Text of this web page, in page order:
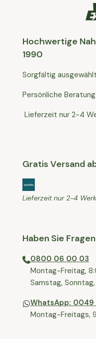
Hochwertige
1990
Sorgfältig
Persönliche
Lieferzeit nur 2-4
Gratis Versand
Lieferzeit nur 2-4
Haben Sie
0800 06 00 03
⁠Montag-Freitag,
⁠Samstag,
WhatsApp: 0049
Montag-Freitags,